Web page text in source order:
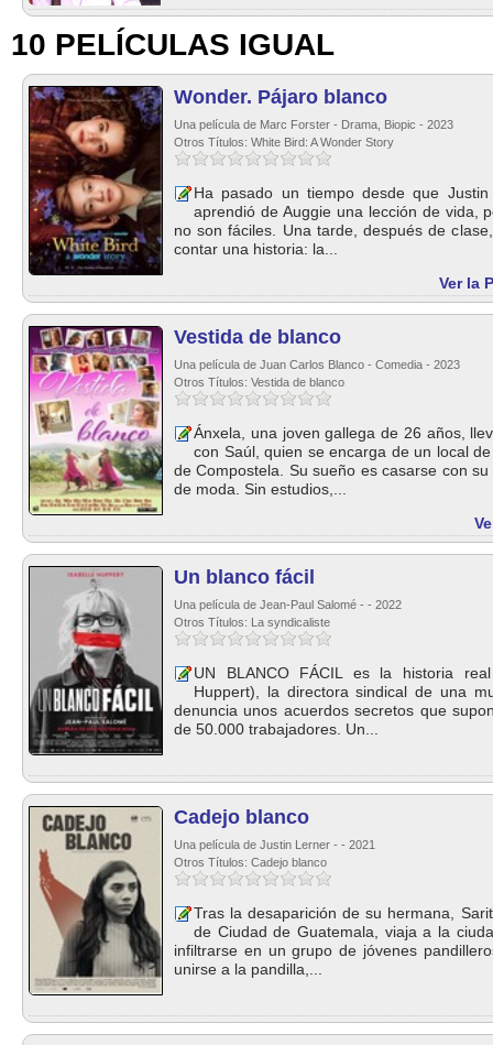
10 PELÍCULAS IGUAL
Wonder. Pájaro blanco
Una película de Marc Forster - Drama, Biopic - 2023
Otros Títulos: White Bird: A Wonder Story
Ha pasado un tiempo desde que
aprendió de Auggie una lección de vida,
no son fáciles. Una tarde, después de
contar una historia: la...
Ver la
Vestida de blanco
Una película de Juan Carlos Blanco - Comedia - 2023
Otros Títulos: Vestida de blanco
Ánxela, una joven gallega de 26 años,
con Saúl, quien se encarga de un local
de Compostela. Su sueño es casarse con
de moda. Sin estudios,...
Un blanco fácil
Una película de Jean-Paul Salomé - - 2022
Otros Títulos: La syndicaliste
UN BLANCO FÁCIL es la historia
Huppert), la directora sindical de una
denuncia unos acuerdos secretos que
de 50.000 trabajadores. Un...
Cadejo blanco
Una película de Justin Lerner - - 2021
Otros Títulos: Cadejo blanco
Tras la desaparición de su hermana,
de Ciudad de Guatemala, viaja a la
infiltrarse en un grupo de jóvenes
unirse a la pandilla,...